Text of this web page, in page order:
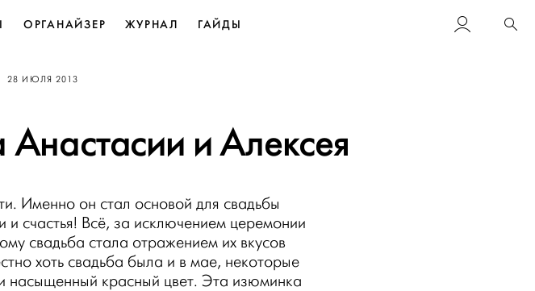
ОРГАНАЙЗЕР ЖУРНАЛ ГАЙДЫ
ОПУБЛИКОВАНО
28 ИЮЛЯ 2013
и Алексея
Именно он стал основой для свадьбы
и счастья! Всё, за исключением церемонии
свадьба стала отражением их вкусов
хоть свадьба была и в мае, некоторые
насыщенный красный цвет. Эта изюминка